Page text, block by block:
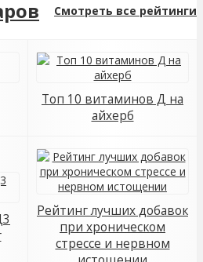
Смотреть все рейтинги
Топ 10 витаминов Д на
айхерб
Рейтинг лучших добавок
при хроническом
стрессе и нервном